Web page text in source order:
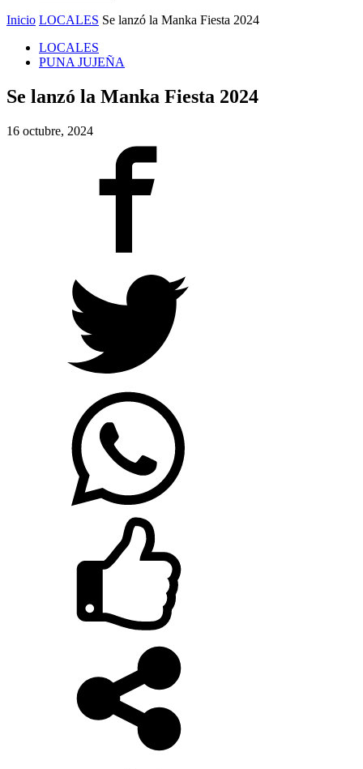
Inicio LOCALES Se lanzó la Manka Fiesta 2024
LOCALES
PUNA JUJEÑA
Se lanzó la Manka Fiesta 2024
16 octubre, 2024